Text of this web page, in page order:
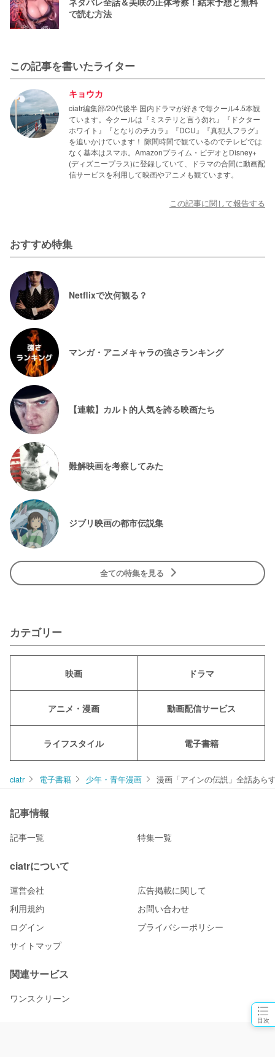
目次
で読む方法
この記事を書いたライター
キョウカ
ciatr編集部/20代後半 国内ドラマが好きで毎クール4.5本観
ています。今クールは『ミステリと言う勿れ』『ドクター
ホワイト』『となりのチカラ』『DCU』『真犯人フラグ』
を追いかけています！ 隙間時間で観ているのでテレビでは
なく基本はスマホ。Amazonプライム・ビデオとDisney+
(ディズニープラス)に登録していて、ドラマの合間に動画配
信サービスを利用して映画やアニメも観ています。
この記事に関して報告する
おすすめ特集
Netflixで次何観る？
マンガ・アニメキャラの強さランキング
【連載】カルト的人気を誇る映画たち
難解映画を考察してみた
ジブリ映画の都市伝説集
全ての特集を見る
カテゴリー
映画 ドラマ
アニメ・漫画 動画配信サービス
ライフスタイル 電子書籍
ciatr 電子書籍 少年・青年漫画 漫画「アインの伝説」全話あら
記事情報
記事一覧 特集一覧
ciatrについて
運営会社
広告掲載に関して
利用規約
お問い合わせ
ログイン
プライバシーポリシー
サイトマップ
関連サービス
ワンスクリーン